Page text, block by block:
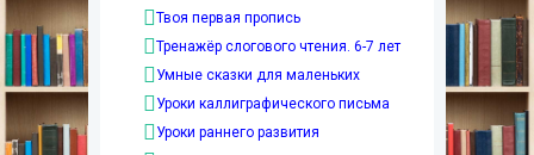
Твоя первая пропись
Тренажёр слогового чтения. 6-7 лет
Умные сказки для маленьких
Уроки каллиграфического письма
Уроки раннего развития